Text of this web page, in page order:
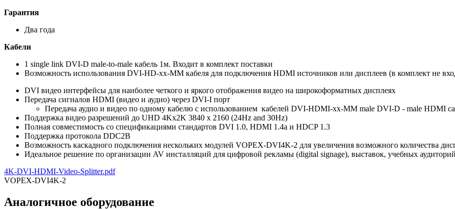
Гарантия
Два года
Кабели
1 single link DVI-D male-to-male кабель 1м. Входит в комплект поставки
Возможность использования DVI-HD-xx-MM кабеля для подключения HDMI источников или дисплеев (в комплект не
DVI видео интерфейсы для наиболее четкого и яркого отображения видео на широкоформатных дисплеях
Передача сигналов HDMI (видео и аудио) через DVI-I порт
Передача аудио и видео по одному кабелю с использованием кабелей DVI-HDMI-xx-MM male DVI-D - male HDMI
Поддержка видео разрешений до UHD 4Kx2K 3840 x 2160 (24Hz and 30Hz)
Полная совместимость со спецификациями стандартов DVI 1.0, HDMI 1.4a и HDCP 1.3
Поддержка протокола DDC2B
Возможность каскадного подключения нескольких модулей VOPEX-DVI4K-2 для увеличения возможного количества
Идеальное решение по организации AV инсталляций для цифровой рекламы (digital signage), выставок, учебных
4K-DVI-HDMI-Video-Splitter.pdf
VOPEX-DVI4K-2
Аналогичное оборудование